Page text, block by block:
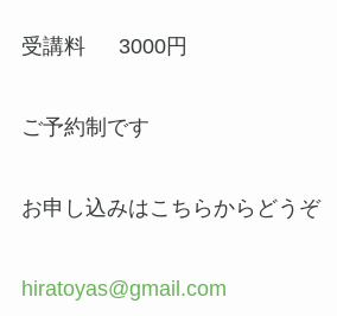
受講料 3000円
ご予約制です
お申し込みはこちらからどうぞ
hiratoyas@gmail.com